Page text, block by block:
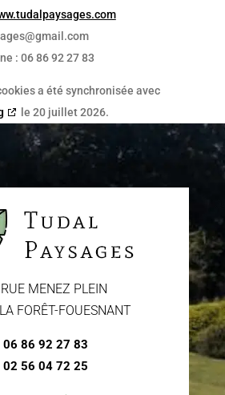
gmail.com
: 06 86 92 27 83
a été synchronisée avec
le 20 juillet 2026.
MENEZ PLEIN
FORÊT-FOUESNANT
06 86 92 27 83
02 56 04 72 25